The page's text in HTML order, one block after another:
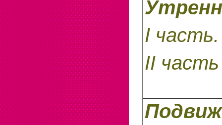
I часть.
II